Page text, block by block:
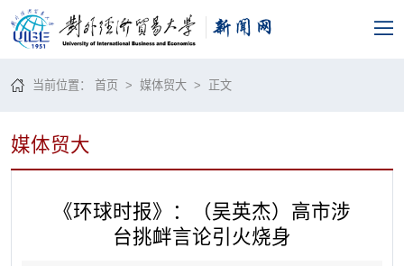
当前位置：首页 >媒体贸大 > 正文
媒体贸大
《环球时报》：（吴英杰）高市涉
台挑衅言论引火烧身